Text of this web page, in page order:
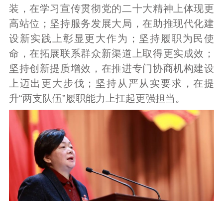
装，在学习宣传贯彻党的二十大精神上体现更
高站位；坚持服务发展大局，在助推现代化建
设新实践上彰显更大作为；坚持履职为民使
命，在拓展联系群众新渠道上取得更实成效；
坚持创新提质增效，在推进专门协商机构建设
上迈出更大步伐；坚持从严从实要求，在提
升“两支队伍”履职能力上扛起更强担当。